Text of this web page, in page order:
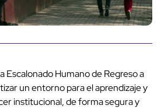
Escalonado Humano de Regreso a
un entorno para el aprendizaje y
institucional, de forma segura y